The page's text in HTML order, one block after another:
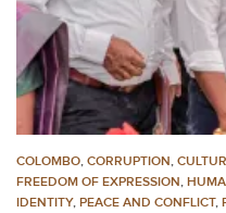
COLOMBO, CORRUPTION,
FREEDOM OF EXPRESSION,
IDENTITY, PEACE AND CONFLICT,